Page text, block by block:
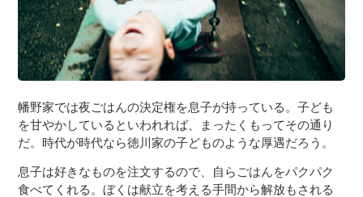
幡野家では夜ごはんの決定権を息子が持っている。子ども
を甘やかしているといわれれば、まったくもってその通り
だ。時代が時代なら徳川家の子どものような厚遇だろう。
息子は好きなものを注文するので、自らごはんをパクパク
食べてくれる。ぼくは献立を考える手間から解放もされる